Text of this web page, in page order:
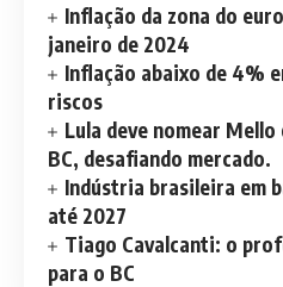
Inflação da zona do
janeiro de 2024
Inflação abaixo de 4%
riscos
Lula deve nomear
BC, desafiando mercado.
Indústria brasileira em
até 2027
Tiago Cavalcanti: o
para o BC